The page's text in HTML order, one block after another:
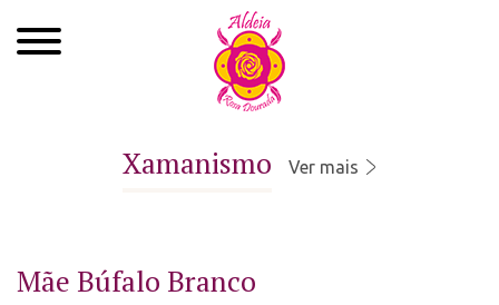
Cursos
Xamanismo Ver mais
Mãe Búfalo Branco